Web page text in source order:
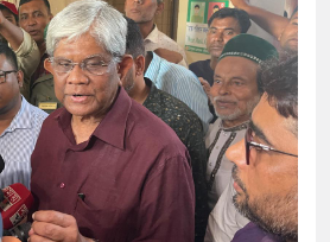
ঠিকাদারের হামলার শিকার প্রকৌশলী বদলি,
প্রধান আসামি
নবীনগরে ধান মাড়াই মেশিনে শ্রমিকের
নবীনগরে জনবান্ধব তিন সিদ্ধান্তের
মান্নান